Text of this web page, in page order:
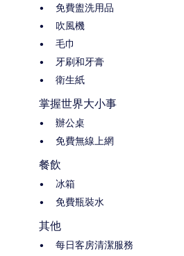
免費盥洗用品
吹風機
毛巾
牙刷和牙膏
衛生紙
掌握世界大小事
辦公桌
免費無線上網
餐飲
冰箱
免費瓶裝水
其他
每日客房清潔服務